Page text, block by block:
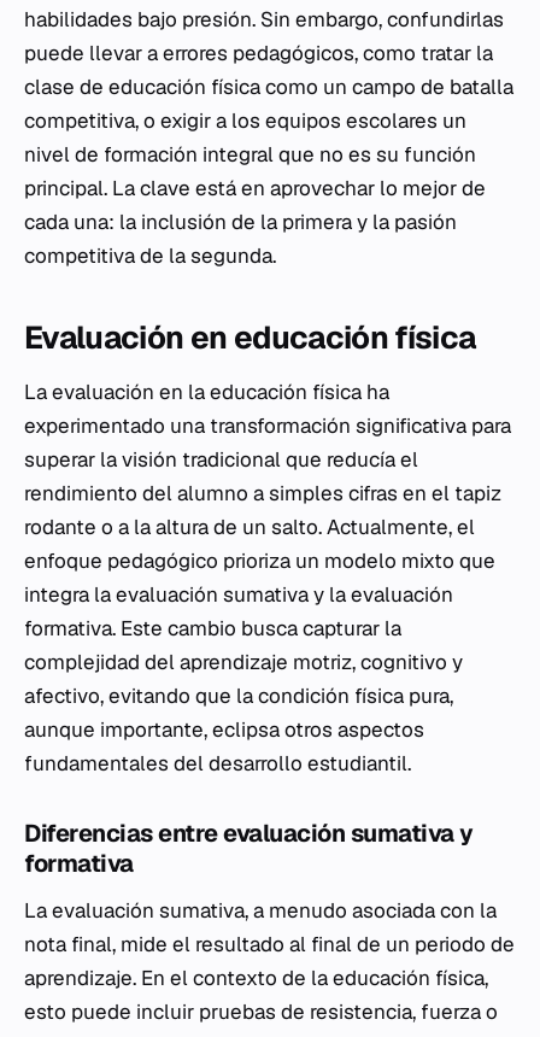
habilidades bajo presión. Sin embargo, confundirlas
puede llevar a errores pedagógicos, como tratar la
clase de educación física como un campo de batalla
competitiva, o exigir a los equipos escolares un
nivel de formación integral que no es su función
principal. La clave está en aprovechar lo mejor de
cada una: la inclusión de la primera y la pasión
competitiva de la segunda.
Evaluación en educación física
La evaluación en la educación física ha
experimentado una transformación significativa para
superar la visión tradicional que reducía el
rendimiento del alumno a simples cifras en el tapiz
rodante o a la altura de un salto. Actualmente, el
enfoque pedagógico prioriza un modelo mixto que
integra la evaluación sumativa y la evaluación
formativa. Este cambio busca capturar la
complejidad del aprendizaje motriz, cognitivo y
afectivo, evitando que la condición física pura,
aunque importante, eclipsa otros aspectos
fundamentales del desarrollo estudiantil.
Diferencias entre evaluación sumativa y
formativa
La evaluación sumativa, a menudo asociada con la
nota final, mide el resultado al final de un periodo de
aprendizaje. En el contexto de la educación física,
esto puede incluir pruebas de resistencia, fuerza o